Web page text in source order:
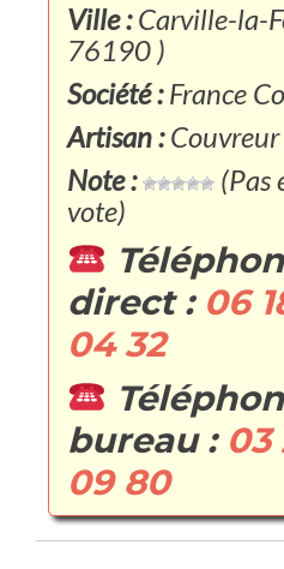
Ville :Carville-la-
76190 )
Société :France
Artisan :Couvreur
Note :
(Pas
vote)
direct : 06
04 32
bureau : 03
09 80